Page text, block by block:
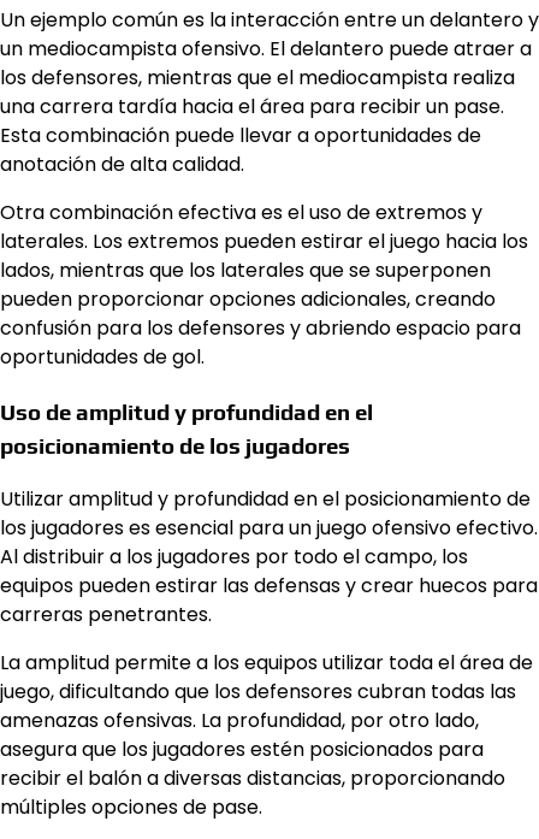
Un ejemplo común es la interacción entre un delantero y
un mediocampista ofensivo. El delantero puede atraer a
los defensores, mientras que el mediocampista realiza
una carrera tardía hacia el área para recibir un pase.
Esta combinación puede llevar a oportunidades de
anotación de alta calidad.
Otra combinación efectiva es el uso de extremos y
laterales. Los extremos pueden estirar el juego hacia los
lados, mientras que los laterales que se superponen
pueden proporcionar opciones adicionales, creando
confusión para los defensores y abriendo espacio para
oportunidades de gol.
Uso de amplitud y profundidad en el
posicionamiento de los jugadores
Utilizar amplitud y profundidad en el posicionamiento de
los jugadores es esencial para un juego ofensivo efectivo.
Al distribuir a los jugadores por todo el campo, los
equipos pueden estirar las defensas y crear huecos para
carreras penetrantes.
La amplitud permite a los equipos utilizar toda el área de
juego, dificultando que los defensores cubran todas las
amenazas ofensivas. La profundidad, por otro lado,
asegura que los jugadores estén posicionados para
recibir el balón a diversas distancias, proporcionando
múltiples opciones de pase.